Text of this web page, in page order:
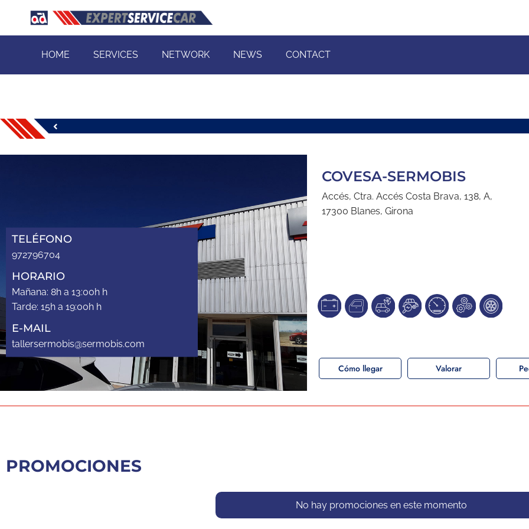
HOME SERVICES NETWORK NEWS CONTACT
COVESA-SERMOBIS
Accés, Ctra. Accés Costa Brava, 138, A,
17300 Blanes, Girona
Cómo llegar Valorar
TELÉFONO
972796704
HORARIO
Mañana: 8h a 13:00h h
Tarde: 15h a 19:00h h
E-MAIL
tallersermobis@sermobis.com
PROMOCIONES
No hay promociones en este momento